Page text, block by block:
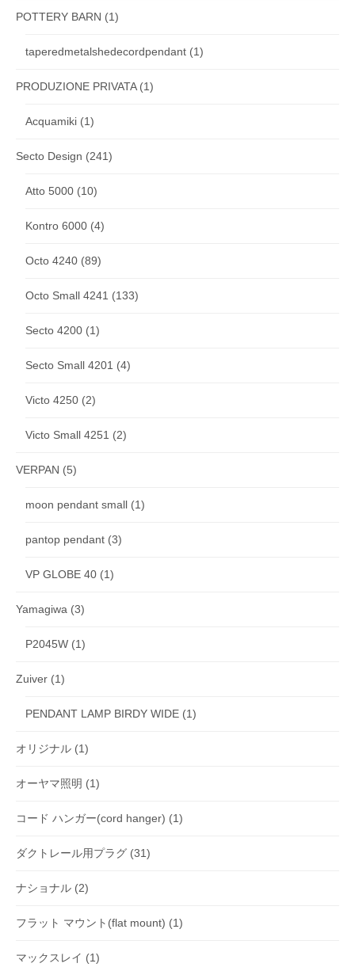
POTTERY BARN (1)
taperedmetalshedecordpendant (1)
PRODUZIONE PRIVATA(1)
Acquamiki (1)
Secto Design (241)
Atto 5000 (10)
Kontro 6000 (4)
Octo 4240 (89)
Octo Small 4241 (133)
Secto 4200 (1)
Secto Small 4201 (4)
Victo 4250 (2)
Victo Small 4251 (2)
VERPAN (5)
moon pendant small (1)
pantop pendant (3)
VP GLOBE 40 (1)
Yamagiwa (3)
P2045W (1)
Zuiver (1)
PENDANT LAMP BIRDY WIDE (1)
オリジナル (1)
オーヤマ照明 (1)
コード ハンガー(cord hanger) (1)
ダクトレール用プラグ (31)
ナショナル (2)
フラット マウント(flat mount) (1)
マックスレイ (1)